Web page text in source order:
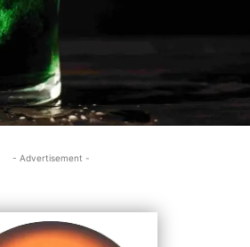
- Advertisement -